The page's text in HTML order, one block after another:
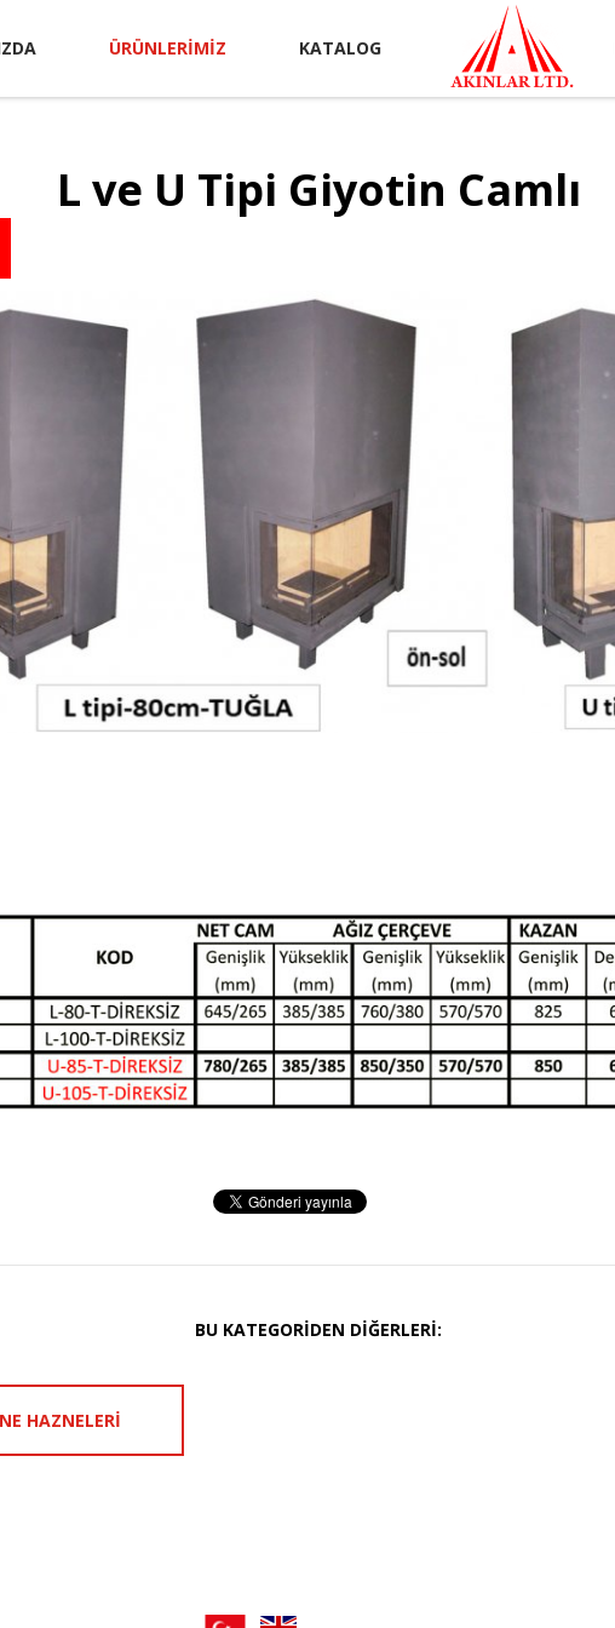
ÜRÜNLERIMIZ KATALOG
L ve U Tipi Giyotin Camlı
BU KATEGORIDEN DIĞERLERI:
HAZNELERI